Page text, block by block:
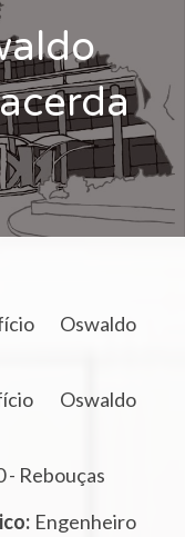
Oswaldo
Oswaldo
- Rebouças
Engenheiro